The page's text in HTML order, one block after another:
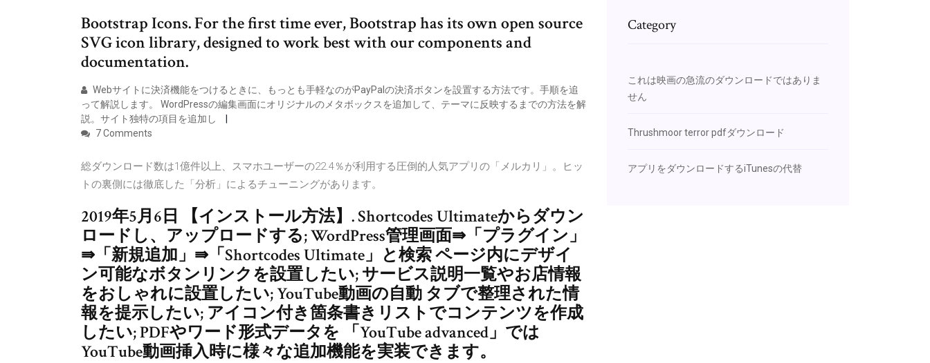
Bootstrap Icons. For the first time ever, Bootstrap has its own open source
SVG icon library, designed to work best with our components and
documentation.
Webサイトに決済機能をつけるときに、もっとも手軽なのがPayPalの決済ボタンを設置する方法です。手順を追
って解説します。 WordPressの編集画面にオリジナルのメタボックスを追加して、テーマに反映するまでの方法を解
説。サイト独特の項目を追加し
7 Comments
総ダウンロード数は1億件以上、スマホユーザーの22.4％が利用する圧倒的人気アプリの「メルカリ」。ヒッ
トの裏側には徹底した「分析」によるチューニングがあります。
2019年5月6日 【インストール方法】. Shortcodes Ultimateからダウン
ロードし、アップロードする; WordPress管理画面⇛「プラグイン」
⇛「新規追加」⇛「Shortcodes Ultimate」と検索 ページ内にデザイ
ン可能なボタンリンクを設置したい; サービス説明一覧やお店情報
をおしゃれに設置したい; YouTube動画の自動 タブで整理された情
報を提示したい; アイコン付き箇条書きリストでコンテンツを作成
したい; PDFやワード形式データを 「YouTube advanced」では
YouTube動画挿入時に様々な追加機能を実装できます。
Category
これは映画の急流のダウンロードではありま
せん
Thrushmoor terror pdfダウンロード
アプリをダウンロードするiTunesの代替